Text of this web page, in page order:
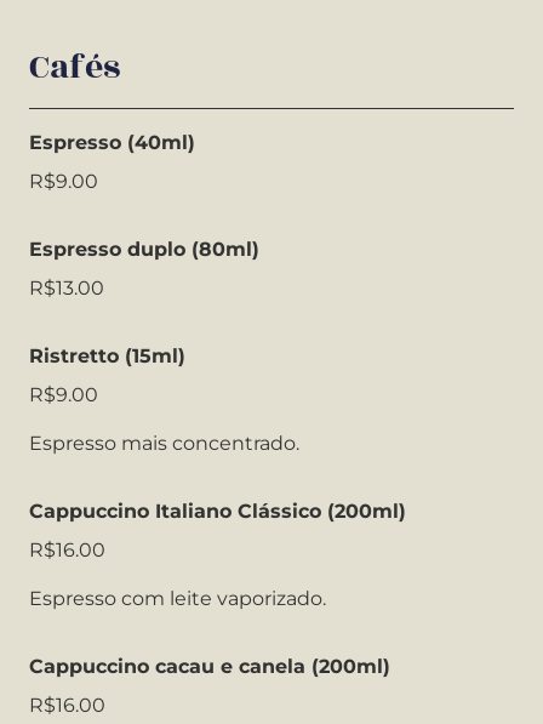
Cafés
Espresso (40ml)
R$9.00
Espresso duplo (80ml)
R$13.00
Ristretto (15ml)
R$9.00
Espresso mais concentrado.
Cappuccino Italiano Clássico (200ml)
R$16.00
Espresso com leite vaporizado.
Cappuccino cacau e canela (200ml)
R$16.00